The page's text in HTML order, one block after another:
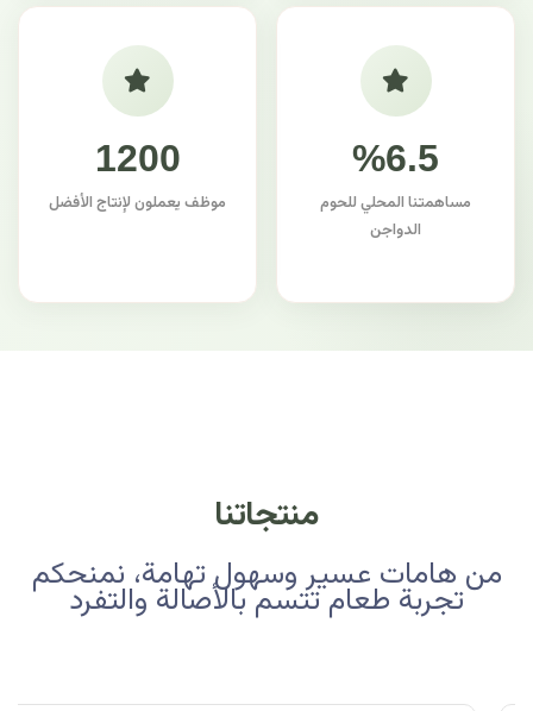
%6.5
مساهمتنا المحلي للحوم
الدواجن
1200
موظف يعملون لإنتاج الأفضل
منتجاتنا
من هامات عسير وسهول تهامة، نمنحكم
تجربة طعام تتسم بالأصالة والتفرد